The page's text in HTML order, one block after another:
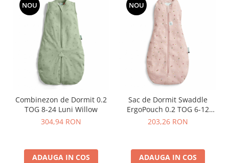
NOU
Combinezon de Dormit 0.2
TOG 8-24 Luni Willow
304,94 RON
ADAUGA IN COS
NOU
Sac de Dormit Swaddle
ErgoPouch 0.2 TOG 6-12
Luni Daisies
203,26 RON
ADAUGA IN COS